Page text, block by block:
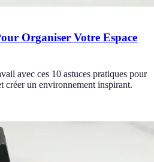
Organiser Votre Espace
avec ces 10 astuces pratiques pour
créer un environnement inspirant.